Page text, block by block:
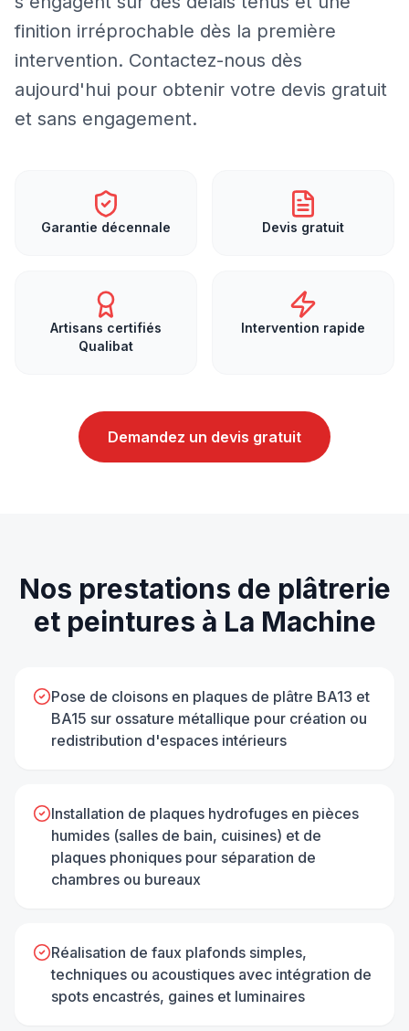
finition irréprochable dès la première
intervention. Contactez-nous dès
aujourd'hui pour obtenir votre devis gratuit
et sans engagement.
Garantie décennale Devis gratuit
Artisans certifiés
Qualibat
Intervention rapide
Demandez un devis gratuit
Nos prestations de plâtrerie
et peintures à La Machine
Pose de cloisons en plaques de plâtre BA13 et
BA15 sur ossature métallique pour création ou
redistribution d'espaces intérieurs
Installation de plaques hydrofuges en pièces
humides (salles de bain, cuisines) et de
plaques phoniques pour séparation de
chambres ou bureaux
Réalisation de faux plafonds simples,
techniques ou acoustiques avec intégration de
spots encastrés, gaines et luminaires